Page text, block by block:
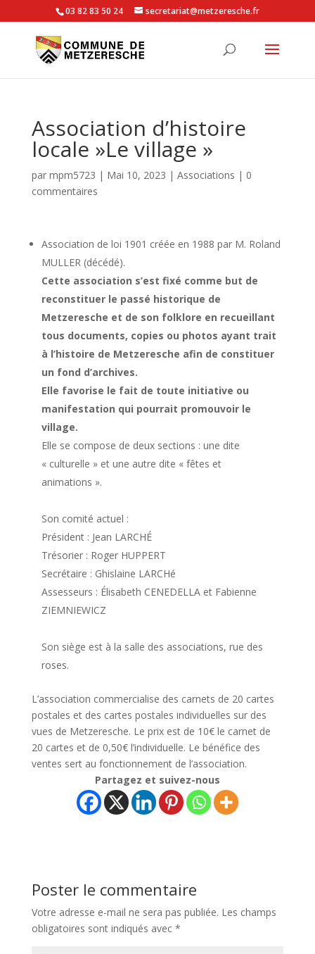
03 82 83 50 24 secretariat@metzeresche.fr
Association d’histoire
locale »Le village »
par mpm5723 | Mai 10, 2023 | Associations | 0
commentaires
Association de loi 1901 créée en 1988 par M. Roland
MULLER (décédé).
Cette association s’est fixé comme but de
reconstituer le passé historique de
Metzeresche et de son folklore en recueillant
tous documents, copies ou photos ayant trait
à l’histoire de Metzeresche afin de constituer
un fond d’archives.
Elle favorise le fait de toute initiative ou
manifestation qui pourrait promouvoir le
village.
Elle se compose de deux sections : une dite
« culturelle » et une autre dite « fêtes et
animations ».
Son comité actuel :
Président : Jean LARCHÉ
Trésorier : Roger HUPPERT
Secrétaire : Ghislaine LARCHé
Assesseurs : Élisabeth CENEDELLA et Fabienne
ZIEMNIEWICZ
Son siège est à la salle des associations, rue des
roses.
L’association commercialise des carnets de 20 cartes
postales et des cartes postales individuelles sur des
vues de Metzeresche. Le prix est de 10€ le carnet de
20 cartes et de 0,50€ l’individuelle. Le bénéfice des
ventes sert au fonctionnement de l’association.
Partagez et suivez-nous
Poster le commentaire
Votre adresse e-mail ne sera pas publiée. Les champs
obligatoires sont indiqués avec *